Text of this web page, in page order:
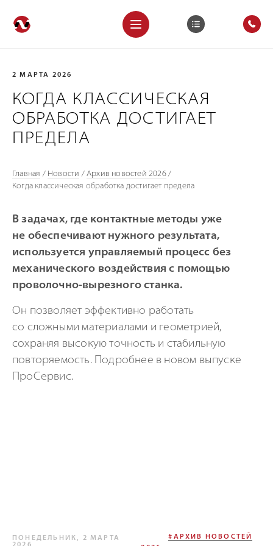
2 МАРТА 2026
КОГДА КЛАССИЧЕСКАЯ
ОБРАБОТКА ДОСТИГАЕТ
ПРЕДЕЛА
Главная / Новости /Архив новостей 2026/
Когда классическая обработка достигает предела
В задачах, где контактные методы уже
не обеспечивают нужного результата,
используется управляемый процесс без
механического воздействия c помощью
проволочно-вырезного станка.
Он позволяет эффективно работать
со сложными материалами и геометрией,
сохраняя высокую точность и стабильную
повторяемость. Подробнее в новом выпуске
ПроСервис.
ПОНЕДЕЛЬНИК, 2 МАРТА
#АРХИВ НОВОСТЕЙ